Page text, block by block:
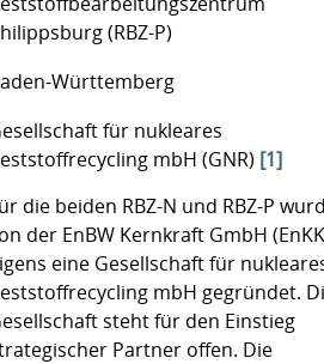
(RBZ-P)
Württemberg
für nukleares
mbH (GNR) [1]
die beiden RBZ-N und RBZ-P
der EnBW Kernkraft GmbH
eine Gesellschaft für
mbH gegründet.
steht für den Einstieg
Partner offen. Die